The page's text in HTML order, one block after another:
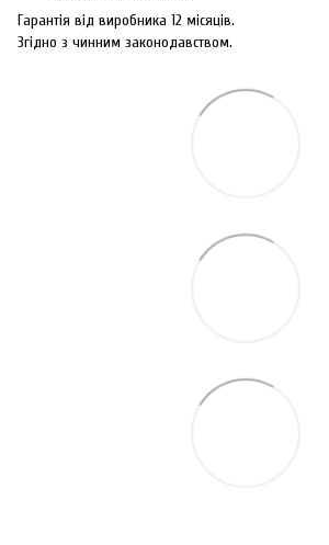
Гарантія від виробника 12 місяців.
Згідно з чинним законодавством.